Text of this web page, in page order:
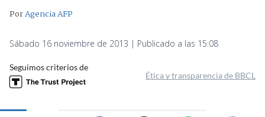
PorAgencia AFP
Sábado 16 noviembre de 2013 | Publicado a las 15:08
Seguimos criterios de
Ética y transparencia de BBCL